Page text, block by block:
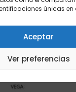
únicas en
Aceptar
Ver preferencias